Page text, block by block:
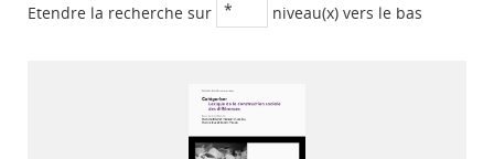
Etendre la recherche sur niveau(x) vers le bas